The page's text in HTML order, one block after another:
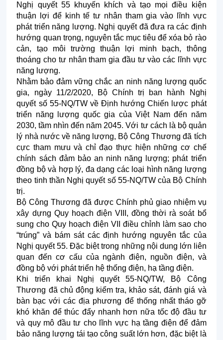
Nghị quyết 55 khuyến khích và tạo mọi điều kiện
thuận lợi để kinh tế tư nhân tham gia vào lĩnh vực
phát triển năng lượng. Nghị quyết đã đưa ra các định
hướng quan trọng, nguyên tắc mục tiêu để xóa bỏ rào
cản, tạo môi trường thuận lợi minh bạch, thông
thoáng cho tư nhân tham gia đầu tư vào các lĩnh vực
năng lượng.
Nhằm bảo đảm vững chắc an ninh năng lượng quốc
gia, ngày 11/2/2020, Bộ Chính trị ban hành Nghị
quyết số 55-NQ/TW về Định hướng Chiến lược phát
triển năng lượng quốc gia của Việt Nam đến năm
2030, tầm nhìn đến năm 2045. Với tư cách là bộ quản
lý nhà nước về năng lượng, Bộ Công Thương đã tích
cực tham mưu và chỉ đạo thực hiện những cơ chế
chính sách đảm bảo an ninh năng lượng; phát triển
đồng bộ và hợp lý, đa dạng các loại hình năng lượng
theo tinh thần Nghị quyết số 55-NQ/TW của Bộ Chính
trị.
Bộ Công Thương đã được Chính phủ giao nhiệm vụ
xây dựng Quy hoạch điện VIII, đồng thời rà soát bổ
sung cho Quy hoạch điện VII điều chỉnh làm sao cho
“trúng” và bám sát các định hướng nguyên tắc của
Nghị quyết 55. Đặc biệt trong những nội dung lớn liên
quan đến cơ cấu của ngành điện, nguồn điện, và
đồng bộ với phát triển hệ thống điện, hạ tầng điện.
Khi triển khai Nghị quyết 55-NQ/TW, Bộ Công
Thương đã chủ động kiểm tra, khảo sát, đánh giá và
bàn bạc với các địa phương để thống nhất tháo gỡ
khó khăn để thúc đẩy nhanh hơn nữa tốc độ đầu tư
và quy mô đầu tư cho lĩnh vực hạ tầng điện để đảm
bảo năng lượng tái tạo công suất lớn hơn, đặc biệt là